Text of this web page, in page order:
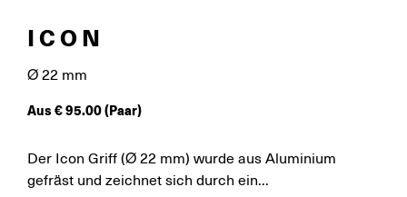
ICON
Ø 22 mm
Aus€95.00(Paar)
Der Icon Griff (Ø 22 mm) wurde aus Aluminium
gefräst und zeichnet sich durch ein...